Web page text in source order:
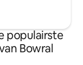
populairste
Bowral